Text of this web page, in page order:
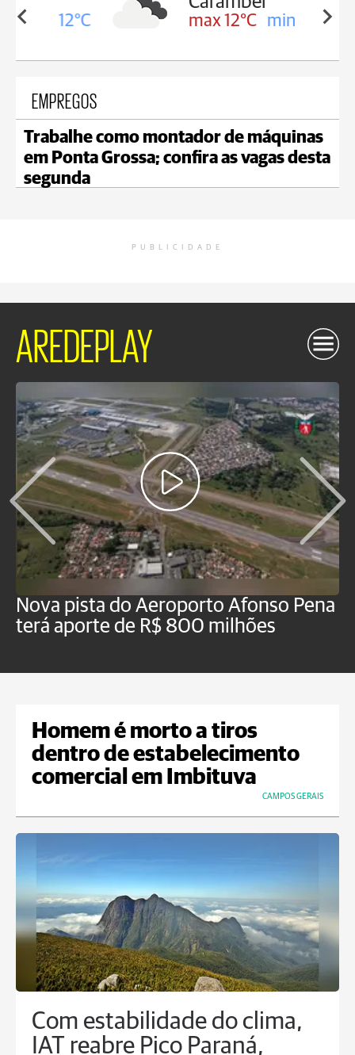
12°C max 12°C min 11°C
EMPREGOS
Trabalhe como montador de máquinas
em Ponta Grossa; confira as vagas desta
segunda
PUBLICIDADE
AREDEPLAY
Nova pista do Aeroporto Afonso Pena
terá aporte de R$ 800 milhões
Homem é morto a tiros
dentro de estabelecimento
comercial em Imbituva
CAMPOS GERAIS
Com estabilidade do clima,
IAT reabre Pico Paraná,